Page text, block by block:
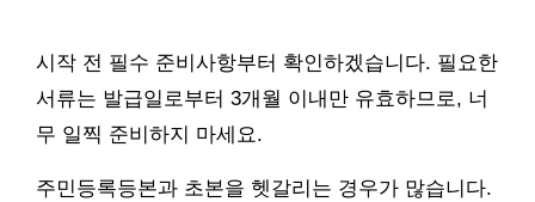
시작 전 필수 준비사항부터 확인하겠습니다. 필요한
서류는 발급일로부터 3개월 이내만 유효하므로, 너
무 일찍 준비하지 마세요.
주민등록등본과 초본을 헷갈리는 경우가 많습니다.